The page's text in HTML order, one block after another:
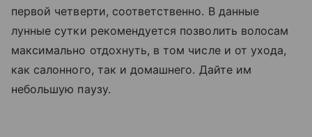
первой четверти, соответственно. В данные
лунные сутки рекомендуется позволить волосам
максимально отдохнуть, в том числе и от ухода,
как салонного, так и домашнего. Дайте им
небольшую паузу.